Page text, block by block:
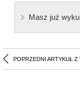
Masz już
POPRZEDNI ARTYKUŁ Z